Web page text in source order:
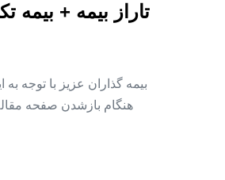
تاراز بیمه +
بیمه گذاران عزیز با توجه به
هنگام بازشدن صفحه